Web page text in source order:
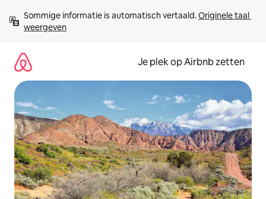
direct
naar
Sommige informatie is automatisch vertaald. Originele taal
weergeven
Je plek op Airbnb zetten